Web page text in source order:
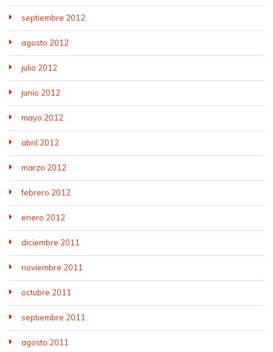
septiembre 2012
agosto 2012
julio 2012
junio 2012
mayo 2012
abril 2012
marzo 2012
febrero 2012
enero 2012
diciembre 2011
noviembre 2011
octubre 2011
septiembre 2011
agosto 2011